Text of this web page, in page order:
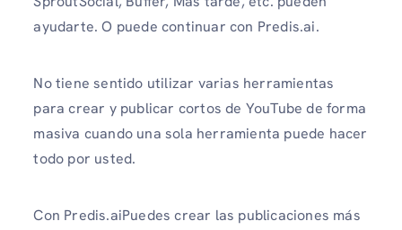
ayudarte. O puede continuar con Predis.ai.
No tiene sentido utilizar varias herramientas
para crear y publicar cortos de YouTube de forma
masiva cuando una sola herramienta puede hacer
todo por usted.
Con Predis.aiPuedes crear las publicaciones más